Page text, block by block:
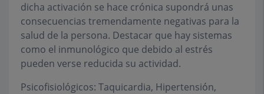
dicha activación se hace crónica supondrá unas
consecuencias tremendamente negativas para la
salud de la persona. Destacar que hay sistemas
como el inmunológico que debido al estrés
pueden verse reducida su actividad.
Psicofisiológicos: Taquicardia, Hipertensión,